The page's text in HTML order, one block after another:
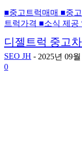
■중고트럭매매 ■중
트럭가격 ■소식 제공
디젤트럭 중고
SEO JH - 2025년 09
0